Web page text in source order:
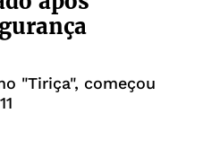
"Tiriça", começou